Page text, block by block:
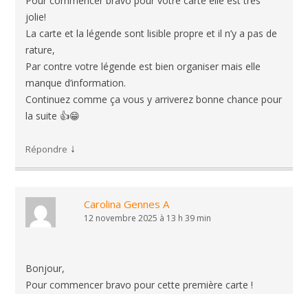
jolie!
La carte et la légende sont lisible propre et il n’y a pas de
rature,
Par contre votre légende est bien organiser mais elle
manque d’information.
Continuez comme ça vous y arriverez bonne chance pour
la suite 👍😁
Répondre ↓
Carolina Gennes A
12 novembre 2025 à 13 h 39 min
Bonjour,
Pour commencer bravo pour cette première carte !